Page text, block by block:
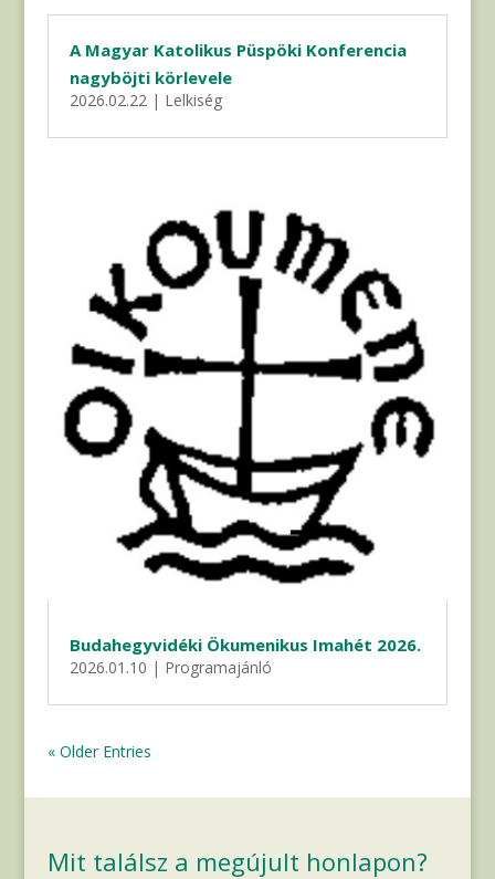
A Magyar Katolikus Püspöki Konferencia
nagyböjti körlevele
2026.02.22 | Lelkiség
Budahegyvidéki Ökumenikus Imahét 2026.
2026.01.10 | Programajánló
« Older Entries
Mit találsz a megújult honlapon?